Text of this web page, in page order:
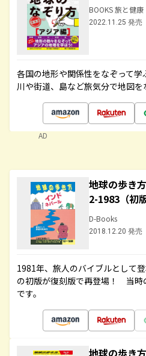
BOOKS 旅と健康
2022.11.25 発売
各国の地形や関係性をなぞって学
川や街道、島など旅気分で地図を
AD
地球の歩き
2-1983（初
D-Books
2018.12.20 発売
1981年、旅人のバイブルとして
の初版が復刻版で再登場！ 当時
です。
地球の歩き